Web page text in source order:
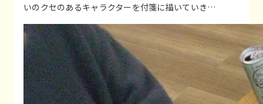
いのクセのあるキャラクターを付箋に描いていき…